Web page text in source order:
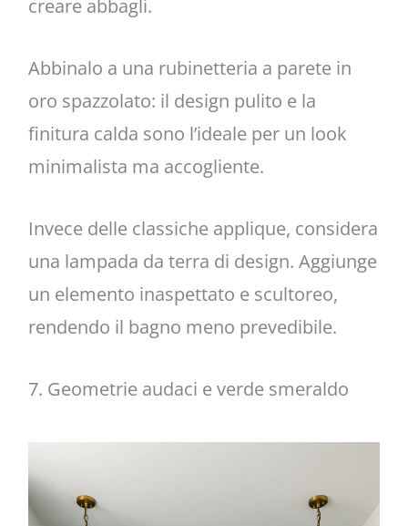
creare abbagli.
Abbinalo a una rubinetteria a parete in
oro spazzolato: il design pulito e la
finitura calda sono l’ideale per un look
minimalista ma accogliente.
Invece delle classiche applique, considera
una lampada da terra di design. Aggiunge
un elemento inaspettato e scultoreo,
rendendo il bagno meno prevedibile.
7. Geometrie audaci e verde smeraldo